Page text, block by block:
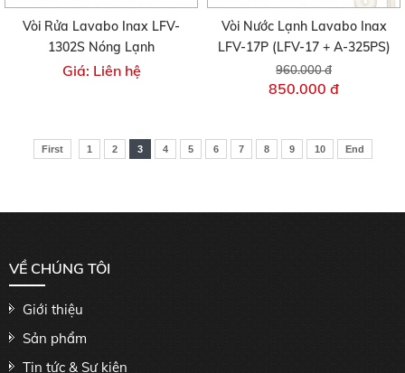
Vòi Rửa Lavabo Inax LFV-
1302S Nóng Lạnh
Giá: Liên hệ
Vòi Nước Lạnh Lavabo Inax
LFV-17P (LFV-17 + A-325PS)
960.000 đ
850.000 đ
First 1 2 3 4 5 6 7 8 9 10 End
VỀ CHÚNG TÔI
Giới thiệu
Sản phẩm
Tin tức & Sự kiện